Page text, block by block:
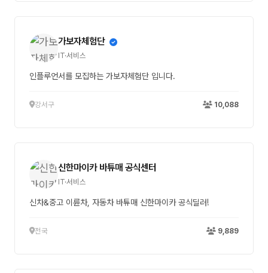
가보자체험단
IT·서비스
인플루언서를 모집하는 가보자체험단 입니다.
강서구 10,088
신한마이카 바튜매 공식센터
IT·서비스
신차&중고 이륜차, 자동차 바튜매 신한마이카 공식딜러!
전국 9,889